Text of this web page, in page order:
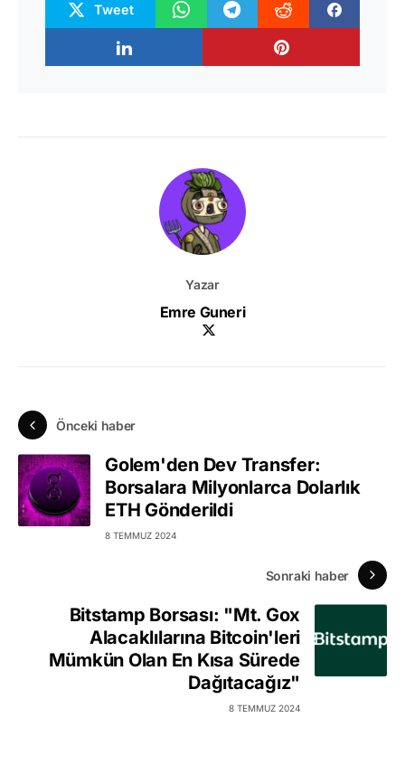
Tweet
Yazar
Emre Guneri
Önceki haber
Golem'den Dev Transfer:
Borsalara Milyonlarca Dolarlık
ETH Gönderildi
8 TEMMUZ 2024
Sonraki haber
Bitstamp Borsası: "Mt. Gox
Alacaklılarına Bitcoin'leri
Mümkün Olan En Kısa Sürede
Dağıtacağız"
8 TEMMUZ 2024